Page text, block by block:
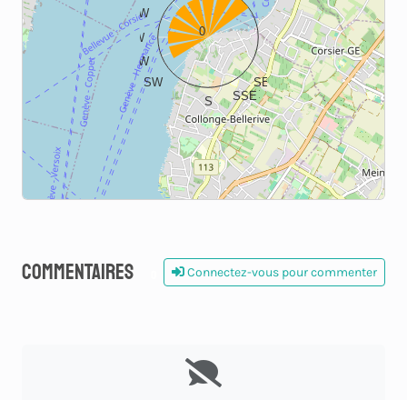
ENE
E
ESE
SE
SSE
S
SW
WSW
W
WNW
0
Commentaires Connectez-vous pour commenter